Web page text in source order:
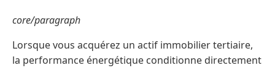
core/paragraph
Lorsque vous acquérez un actif immobilier tertiaire,
la performance énergétique conditionne directement